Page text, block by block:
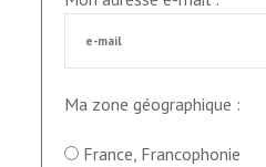
Ma zone géographique :
France, Franco­phonie